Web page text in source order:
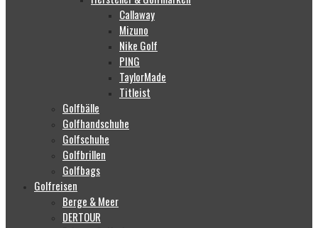
Callaway
Mizuno
Nike Golf
PING
TaylorMade
Titleist
Golfbälle
Golfhandschuhe
Golfschuhe
Golfbrillen
Golfbags
Golfreisen
Berge & Meer
DERTOUR